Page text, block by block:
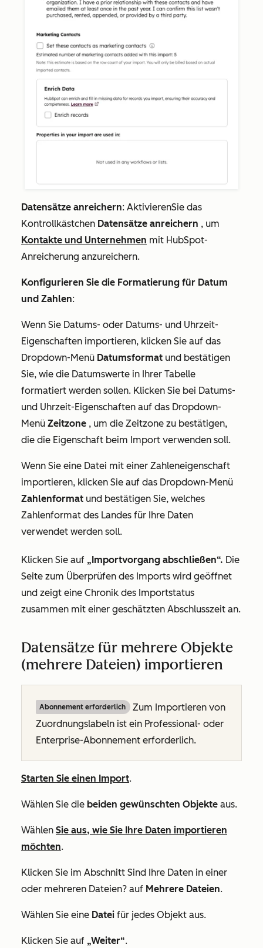
Datensätze anreichern: AktivierenSie das
Kontrollkästchen Datensätze anreichern , um
Kontakte und Unternehmen mit HubSpot-
Anreicherung anzureichern.
Konfigurieren Sie die Formatierung für Datum
und Zahlen:
Wenn Sie Datums- oder Datums- und Uhrzeit-
Eigenschaften importieren, klicken Sie auf das
Dropdown-Menü Datumsformat und bestätigen
Sie, wie die Datumswerte in Ihrer Tabelle
formatiert werden sollen. Klicken Sie bei Datums-
und Uhrzeit-Eigenschaften auf das Dropdown-
Menü Zeitzone , um die Zeitzone zu bestätigen,
die die Eigenschaft beim Import verwenden soll.
Wenn Sie eine Datei mit einer Zahleneigenschaft
importieren, klicken Sie auf das Dropdown-Menü
Zahlenformat und bestätigen Sie, welches
Zahlenformat des Landes für Ihre Daten
verwendet werden soll.
Klicken Sie auf „Importvorgang abschließen“. Die
Seite zum Überprüfen des Imports wird geöffnet
und zeigt eine Chronik des Importstatus
zusammen mit einer geschätzten Abschlusszeit an.
Datensätze für mehrere Objekte
(mehrere Dateien) importieren
Abonnement erforderlich
Zum Importieren von
Zuordnungslabeln ist ein Professional- oder
Enterprise-Abonnement erforderlich.
Starten Sie einen Import.
Wählen Sie die beiden gewünschten Objekte aus.
Wählen Sie aus, wie Sie Ihre Daten importieren
möchten.
Klicken Sie im Abschnitt Sind Ihre Daten in einer
oder mehreren Dateien? auf Mehrere Dateien.
Wählen Sie eine Datei für jedes Objekt aus.
Klicken Sie auf „Weiter“.